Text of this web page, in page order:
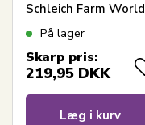
Schleich Farm World
På lager
Skarp pris:
219,95 DKK
Læg i kurv